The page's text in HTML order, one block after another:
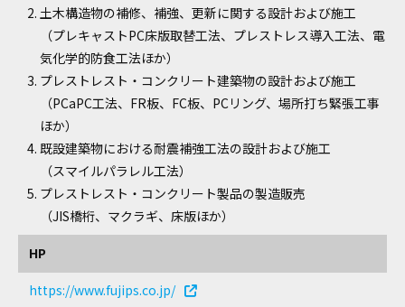
土木構造物の補修、補強、更新に関する設計および施工
（プレキャストPC床版取替工法、プレストレス導入工法、電
気化学的防食工法ほか）
プレストレスト・コンクリート建築物の設計および施工
（PCaPC工法、FR板、FC板、PCリング、場所打ち緊張工事
ほか）
既設建築物における耐震補強工法の設計および施工
（スマイルパラレル工法）
プレストレスト・コンクリート製品の製造販売
（JIS橋桁、マクラギ、床版ほか）
HP
https://www.fujips.co.jp/